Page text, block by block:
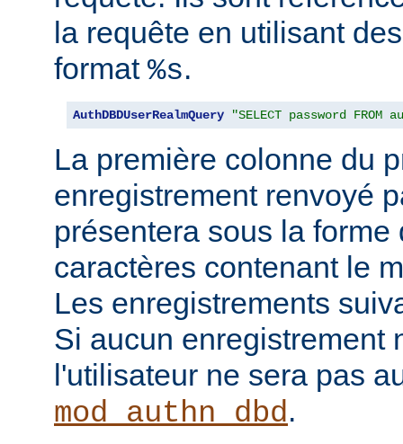
la requête en utilisant
format %s.
AuthDBDUserRealmQuery "SELECT password FROM
La première colonne du
enregistrement renvoyé
présentera sous la
caractères contenant le
Les enregistrements
Si aucun enregistrement
l'utilisateur ne sera pas
mod_authn_dbd.